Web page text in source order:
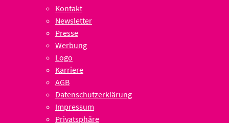
Kontakt
Newsletter
Presse
Werbung
Logo
Karriere
AGB
Datenschutzerklärung
Impressum
Privatsphäre